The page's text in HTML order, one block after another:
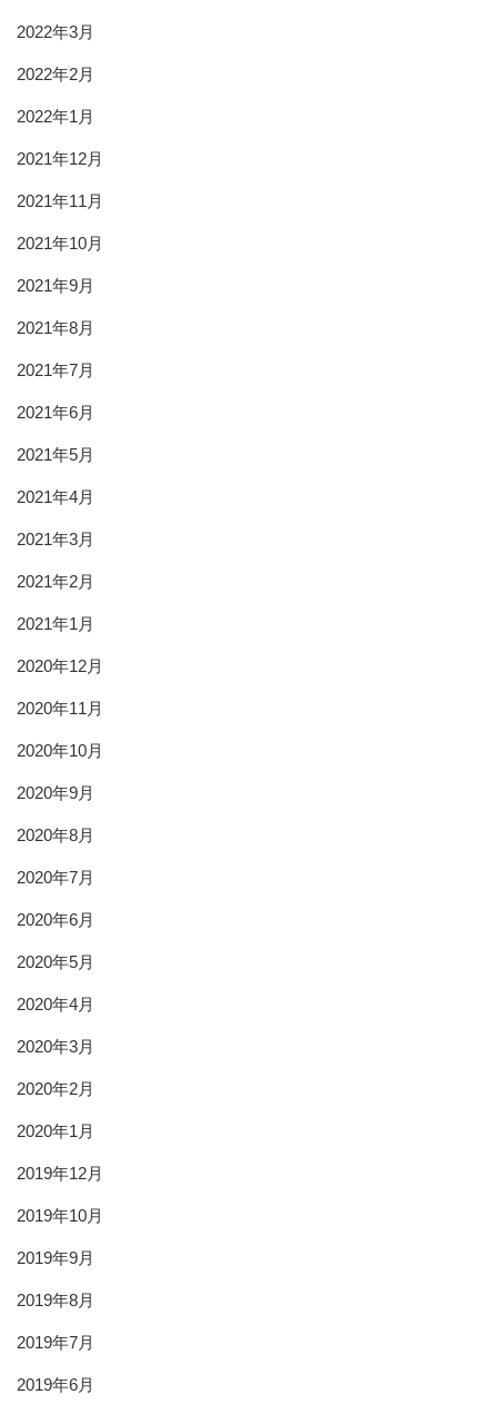
2022年3月
2022年2月
2022年1月
2021年12月
2021年11月
2021年10月
2021年9月
2021年8月
2021年7月
2021年6月
2021年5月
2021年4月
2021年3月
2021年2月
2021年1月
2020年12月
2020年11月
2020年10月
2020年9月
2020年8月
2020年7月
2020年6月
2020年5月
2020年4月
2020年3月
2020年2月
2020年1月
2019年12月
2019年10月
2019年9月
2019年8月
2019年7月
2019年6月